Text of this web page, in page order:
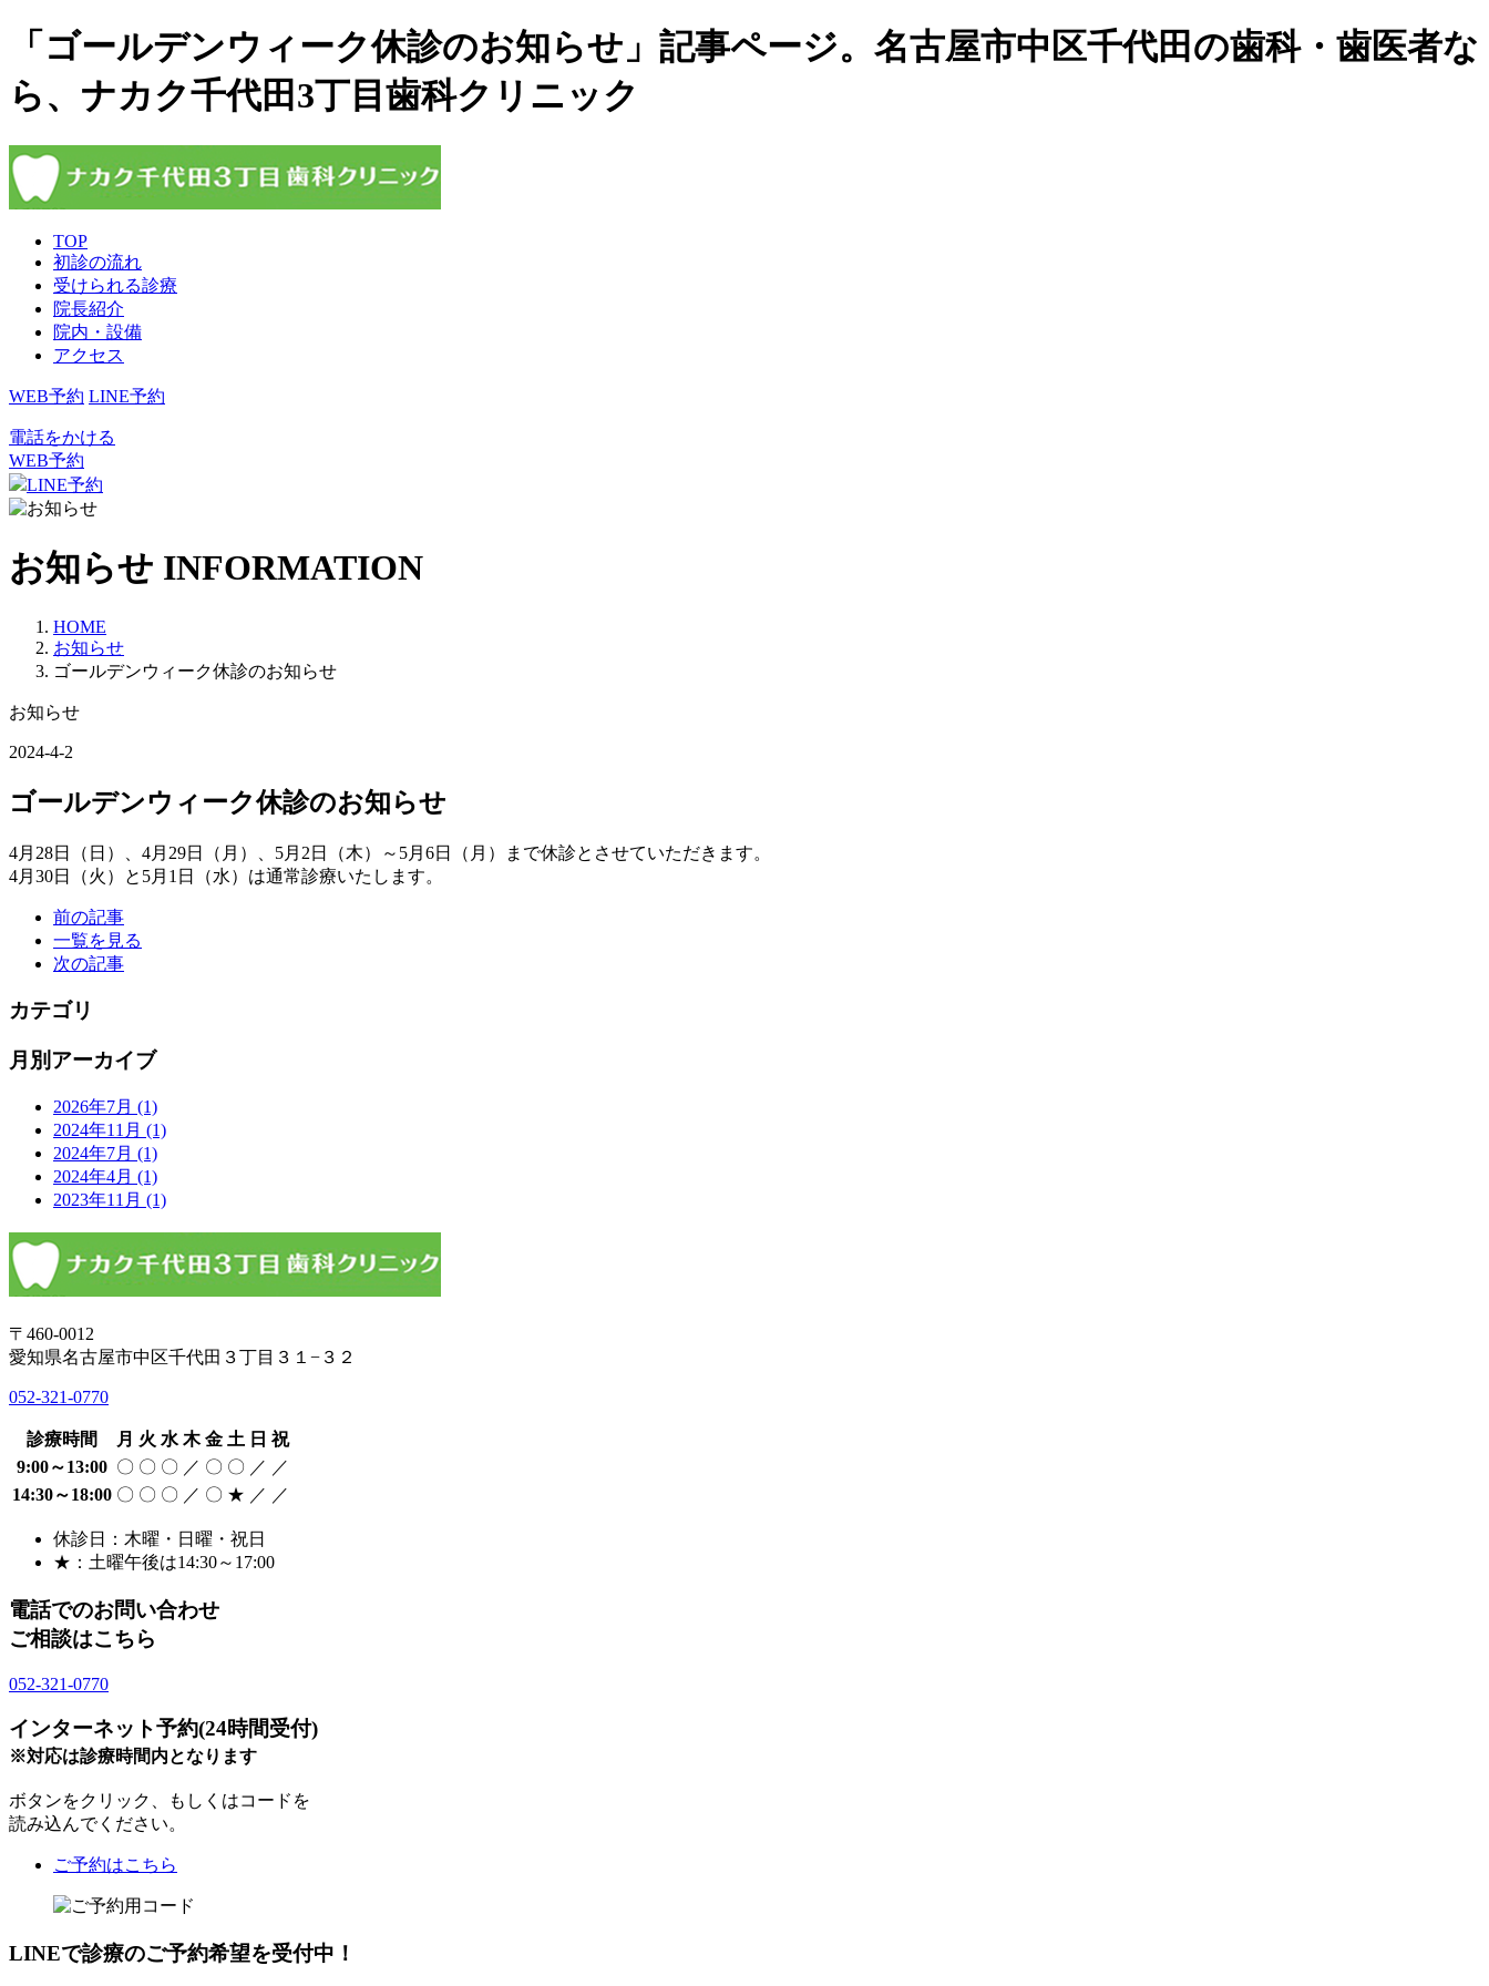
「ゴールデンウィーク休診のお知らせ」記事ページ。名古屋市中区千代田の歯科・歯医者な
ら、ナカク千代田3丁目歯科クリニック
TOP
初診の流れ
受けられる診療
院長紹介
院内・設備
アクセス
WEB予約 LINE予約
電話をかける
WEB予約
LINE予約
お知らせ INFORMATION
HOME
お知らせ
ゴールデンウィーク休診のお知らせ
お知らせ
2024-4-2
ゴールデンウィーク休診のお知らせ
4月28日（日）、4月29日（月）、5月2日（木）～5月6日（月）まで休診とさせていただきます。
4月30日（火）と5月1日（水）は通常診療いたします。
前の記事
一覧を見る
次の記事
カテゴリ
月別アーカイブ
2026年7月 (1)
2024年11月 (1)
2024年7月 (1)
2024年4月 (1)
2023年11月 (1)
〒460-0012
愛知県名古屋市中区千代田３丁目３１−３２
052-321-0770
診療時間 月 火 水 木 金 土 日 祝
9:00～13:00 〇 〇 〇 ／ 〇 〇 ／ ／
14:30～18:00 〇 〇 〇 ／ 〇 ★ ／ ／
休診日：木曜・日曜・祝日
★：土曜午後は14:30～17:00
電話でのお問い合わせ
ご相談はこちら
052-321-0770
インターネット予約(24時間受付)
※対応は診療時間内となります
ボタンをクリック、もしくはコードを
読み込んでください。
ご予約はこちら
LINEで診療のご予約希望を受付中！